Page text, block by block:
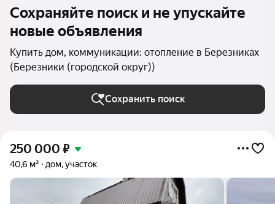
Сохраняйте поиск и не упускайте
новые объявления
Купить дом, коммуникации: отопление в Березниках
(Березники (городской округ))
Сохранить поиск
250 000 ₽
40,6 м² дом, участок